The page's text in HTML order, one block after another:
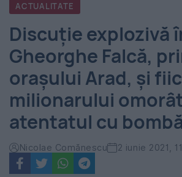
România
-
Evenimentul
Zilei
ACTUALITATE
Discuție explozivă
Gheorghe Falcă,
orașului Arad, și
milionarului
atentatul cu
Nicolae Comănescu 2 iunie 2021,